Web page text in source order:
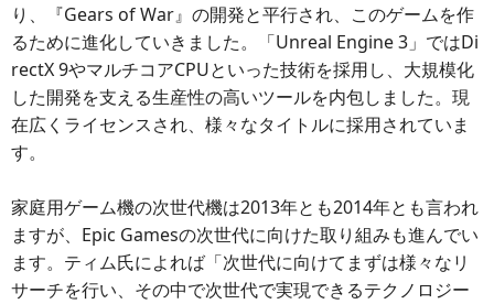
り、『Gears of War』の開発と平行され、このゲームを作
るために進化していきました。「Unreal Engine 3」ではDi
rectX 9やマルチコアCPUといった技術を採用し、大規模化
した開発を支える生産性の高いツールを内包しました。現
在広くライセンスされ、様々なタイトルに採用されていま
す。
家庭用ゲーム機の次世代機は2013年とも2014年とも言われ
ますが、Epic Gamesの次世代に向けた取り組みも進んでい
ます。ティム氏によれば「次世代に向けてまずは様々なリ
サーチを行い、その中で次世代で実現できるテクノロジー